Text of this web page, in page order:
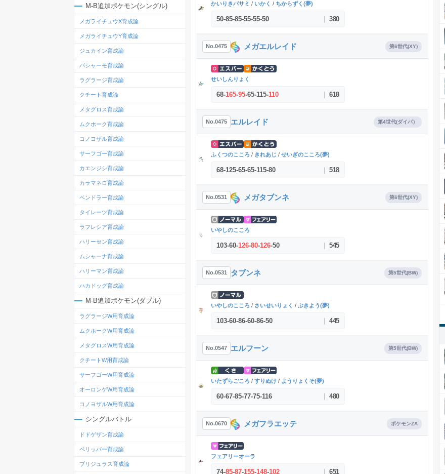
かいりきバサミ / いかく / ちからずく(夢)
50-85-85-55-55-50 380
No.0475 メガエルレイド 第6世代(XY)
せいしんりょく
68-165-95-65-115-110 618
No.0475 エルレイド 第4世代(ダイパ）
ふくつのこころ / きれあじ / せいぎのこころ(夢)
68-125-65-65-115-80 518
No.0531 メガタブンネ 第6世代(XY)
いやしのこころ
103-60-126-80-126-50 545
No.0531 タブンネ 第5世代(BW)
いやしのこころ / さいせいりょく / ぶきよう(夢)
103-60-86-60-86-50 445
No.0547 エルフーン 第5世代(BW)
いたずらごころ / すりぬけ / ようりょくそ(夢)
60-67-85-77-75-116 480
No.0670 メガフラエッテ ポケモンZA
フェアリーオーラ
74-85-87-155-148-102 651
M-B追加ポケモン(シングル)
メガライチュウX育成論
メガライチュウY育成論
ジュカイン育成論
バシャーモ育成論
ラグラージ育成論
クチート育成論
メタグロス育成論
ムクホーク育成論
コノヨザル育成論
サーフゴー育成論
カエンジシ育成論
カラマネロ育成論
ペンドラー育成論
タイレーツ育成論
ラフレシア育成論
ハリーセン育成論
ムシャーナ育成論
ハリーマン育成論
ハカドッグ育成論
M-B追加ポケモン(ダブル)
ラグラージW用育成論
ムクホークW用育成論
メタグロスW用育成論
クチートW用育成論
サーフゴーW用育成論
オーロンゲW用育成論
コノヨザルW用育成論
シングルバトル
ドドゲザン育成論
ペリッパー育成論
ブリジュラス育成論